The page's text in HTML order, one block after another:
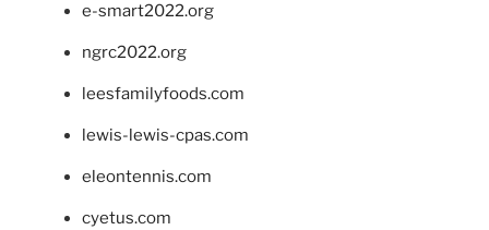
e-smart2022.org
ngrc2022.org
leesfamilyfoods.com
lewis-lewis-cpas.com
eleontennis.com
cyetus.com